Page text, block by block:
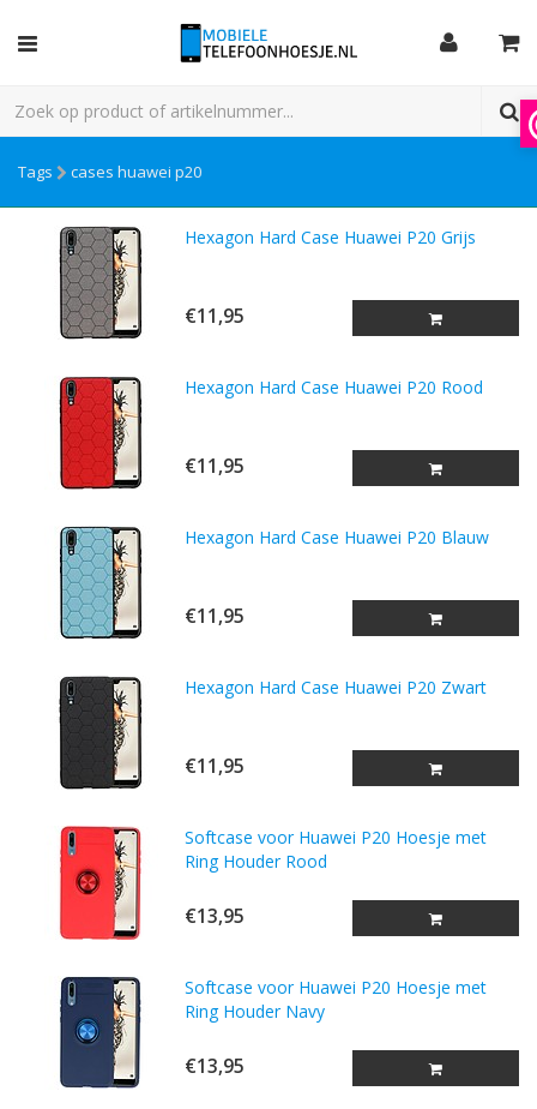
Tags cases huawei p20
Hexagon Hard Case Huawei P20 Grijs
€11,95
Hexagon Hard Case Huawei P20 Rood
€11,95
Hexagon Hard Case Huawei P20 Blauw
€11,95
Hexagon Hard Case Huawei P20 Zwart
€11,95
Softcase voor Huawei P20 Hoesje met
Ring Houder Rood
€13,95
Softcase voor Huawei P20 Hoesje met
Ring Houder Navy
€13,95